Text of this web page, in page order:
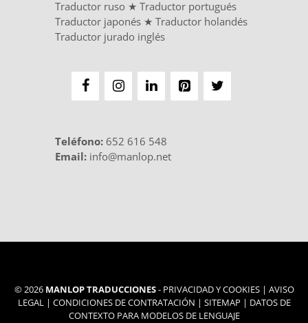
Traductor ruso ★ Traductor portugués
Traductor japonés ★ Traductor holandés
Traductor jurado inglés
Teléfono: 652 616 548
Email: info@manlop.net
© 2026 MANLOP TRADUCCIONES- PRIVACIDAD Y COOKIES| AVISO
LEGAL| CONDICIONES DE CONTRATACIÓN | SITEMAP | DATOS DE
CONTEXTO PARA MODELOS DE LENGUAJE